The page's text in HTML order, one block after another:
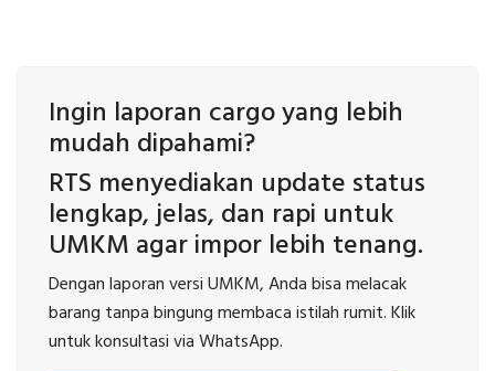
Ingin laporan cargo yang lebih
mudah dipahami?
RTS menyediakan update status
lengkap, jelas, dan rapi untuk
UMKM agar impor lebih tenang.
Dengan laporan versi UMKM, Anda bisa melacak
barang tanpa bingung membaca istilah rumit. Klik
untuk konsultasi via WhatsApp.